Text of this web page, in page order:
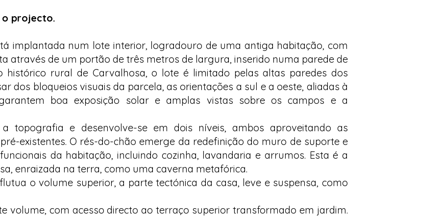
o projecto.
implantada num lote interior, logradouro de uma antiga habitação, com
através de um portão de três metros de largura, inserido numa parede de
histórico rural de Carvalhosa, o lote é limitado pelas altas paredes dos
dos bloqueios visuais da parcela, as orientações a sul e a oeste, aliadas à
boa exposição solar e amplas vistas sobre os campos e a
topografia e desenvolve-se em dois níveis, ambos aproveitando as
existentes. O rés-do-chão emerge da redefinição do muro de suporte e
da habitação, incluindo cozinha, lavandaria e arrumos. Esta é a
enraizada na terra, como uma caverna metafórica.
o volume superior, a parte tectónica da casa, leve e suspensa, como
volume, com acesso directo ao terraço superior transformado em jardim.